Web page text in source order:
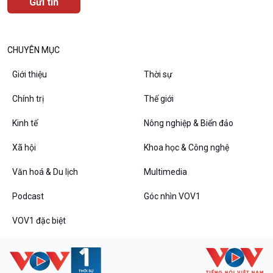
Văn hoá & Du lịch
Chát với người nổi tiếng
E-Magazine
Bình luận
10 phút Sự kiện - Luận bàn
Dòng chảy sự kiện
CHUYÊN MỤC
Giới thiệu Thời sự
Chính trị Thế giới
Kinh tế Nông nghiệp & Biển đảo
Xã hội Khoa học & Công nghệ
Văn hoá & Du lịch Multimedia
Podcast Góc nhìn VOV1
VOV1 đặc biệt